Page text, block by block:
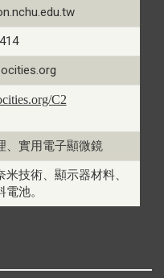
C2
、實用電子顯微鏡
技術、顯示器材料、
池。